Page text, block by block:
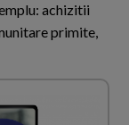
achizitii
primite,